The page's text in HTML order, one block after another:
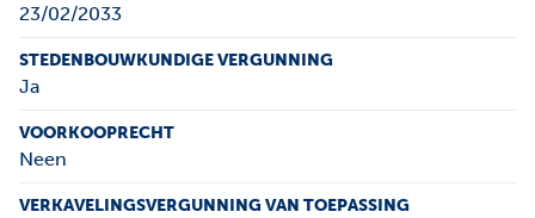
23/02/2033
STEDENBOUWKUNDIGE VERGUNNING
Ja
VOORKOOPRECHT
Neen
VERKAVELINGSVERGUNNING VAN TOEPASSING